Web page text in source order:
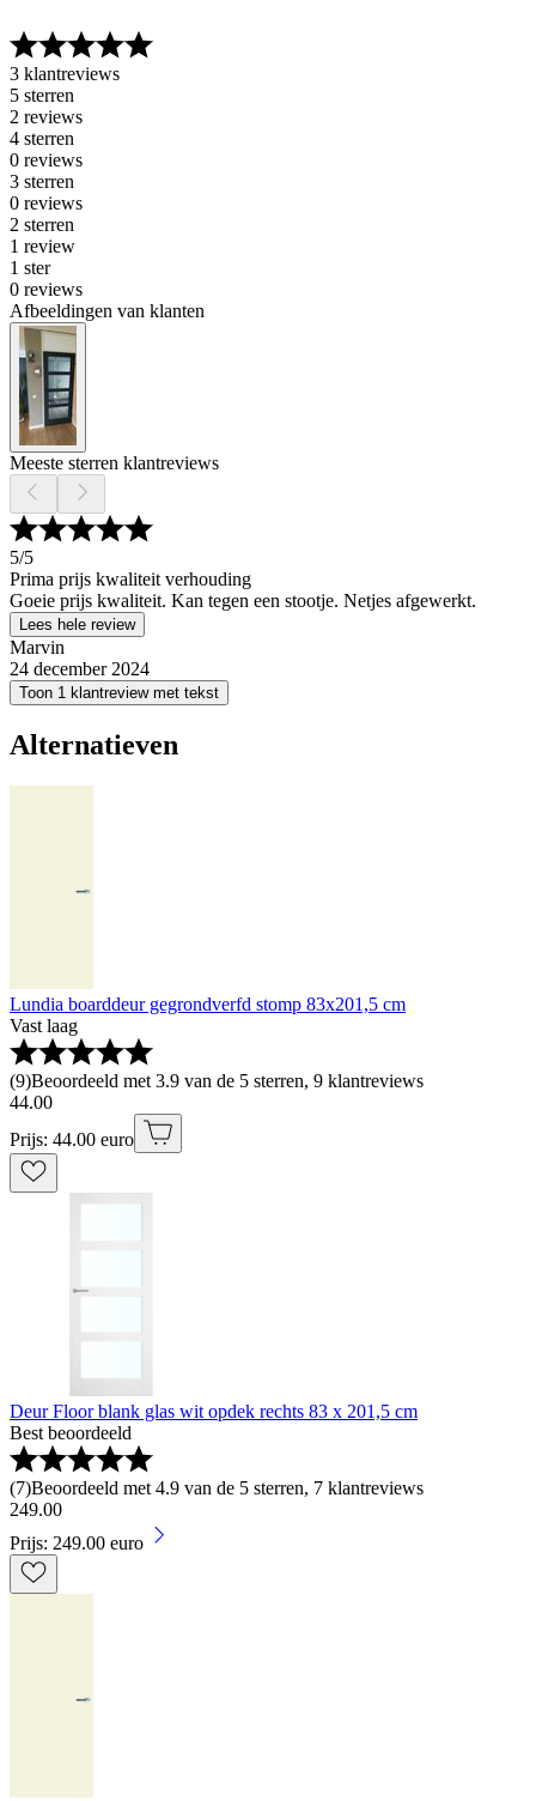
3 klantreviews
5 sterren
2 reviews
4 sterren
0 reviews
3 sterren
0 reviews
2 sterren
1 review
1 ster
0 reviews
Afbeeldingen van klanten
Meeste sterren klantreviews
5/5
Prima prijs kwaliteit verhouding
Goeie prijs kwaliteit. Kan tegen een stootje. Netjes afgewerkt.
Lees hele review
Marvin
24 december 2024
Toon 1 klantreview met tekst
Alternatieven
Lundia boarddeur gegrondverfd stomp 83x201,5 cm
Vast laag
(9)Beoordeeld met 3.9 van de 5 sterren, 9 klantreviews
44.00
Prijs: 44.00 euro
Deur Floor blank glas wit opdek rechts 83 x 201,5 cm
Best beoordeeld
(7)Beoordeeld met 4.9 van de 5 sterren, 7 klantreviews
249.00
Prijs: 249.00 euro